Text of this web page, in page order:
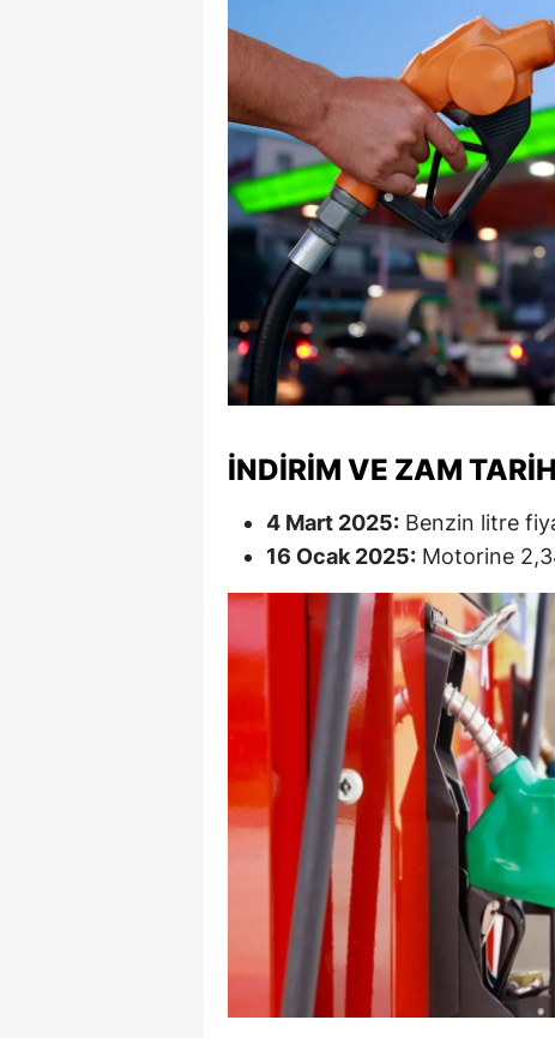
Siirt
Van
İNDIRIM VE ZAM
4 Mart 2025: Benzin litre
16 Ocak 2025: Motorine